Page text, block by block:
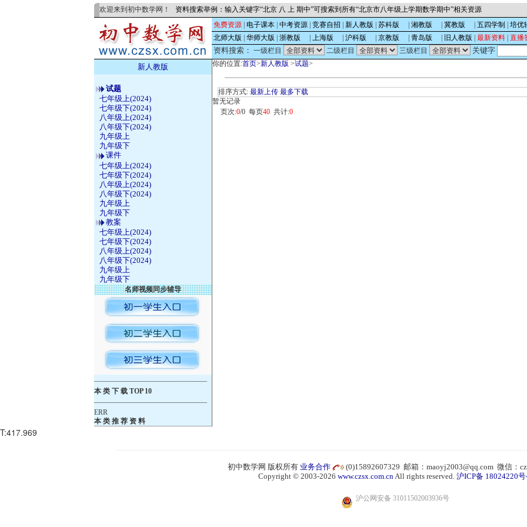
欢迎来到初中数学网！ 资料搜索举例：输入关键字“北京 八 上 期中”可搜索到所有“北京市八年级上学期数学期中”相关资源
免费资源 电子课本 中考资源 竞赛自招 新人教版 苏科版 湘教版 冀教版 五四学制 培优
北师大版
华师大版 浙教版 上海版 沪科版 京教版 青岛版 旧人教版 最新资料 直播
资料搜索： 一级栏目 二级栏目 三级栏目
关键字
新人教版
试题
七年级上(2024)
七年级下(2024)
八年级上(2024)
八年级下(2024)
九年级上
九年级下
课件
七年级上(2024)
七年级下(2024)
八年级上(2024)
八年级下(2024)
九年级上
九年级下
教案
七年级上(2024)
七年级下(2024)
八年级上(2024)
八年级下(2024)
九年级上
九年级下
名师视频同步辅导
————————————————
本 类 下 载 TOP 10
————————————————
ERR
本 类 推 荐 资 料
你的位置:首页>新人教版 >试题>
排序方式: 最新上传 最多下载
暂无记录
页次:0/0 每页40 共计:0
T:417.969
初中数学网 版权所有 业务合作
(0)15892607329 邮箱：maoyj2003@qq.com 微信：
Copyright © 2003-2026 www.czsx.com.cnAll rights reserved. 沪ICP备 18024220号
沪公网安备 31011502003936号